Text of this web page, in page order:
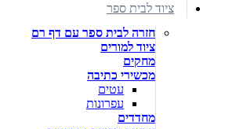
ציוד לבית ספר
חזרה לבית ספר עם דף רם
ציוד למורים
מחקים
מכשירי כתיבה
עטים
עפרונות
מחדדים